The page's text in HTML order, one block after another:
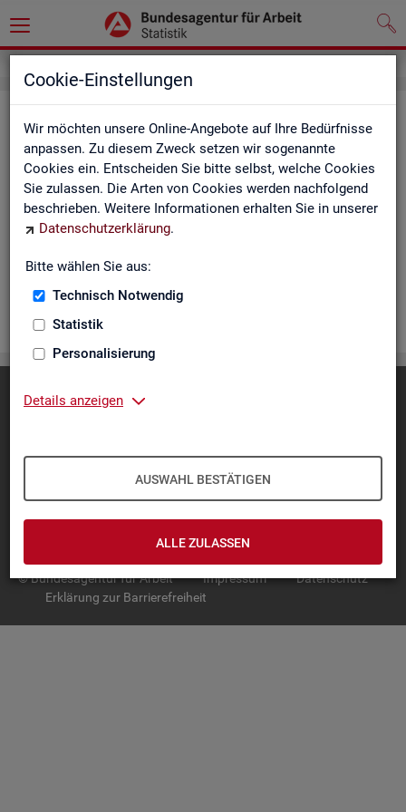
Cookie-Einstellungen
Wir möchten unsere Online-Angebote auf Ihre Bedürfnisse
anpassen. Zu diesem Zweck setzen wir sogenannte
Cookies ein. Entscheiden Sie bitte selbst, welche Cookies
Sie zulassen. Die Arten von Cookies werden nachfolgend
beschrieben. Weitere Informationen erhalten Sie in unserer
Datenschutzerklärung.
Bitte wählen Sie aus:
Technisch Notwendig
Statistik
Personalisierung
Details anzeigen
AUSWAHL BESTÄTIGEN
ALLE ZULASSEN
Rea­li­sier­te Kurz­ar­beit (hoch­ge­rech­
net) - Deutsch­land, Län­der, Re­gio­
nal­di­rek­tio­nen, Agen­tu­ren für Ar­beit
und Krei­se (Mo­nats­zah­len)
nen über Be­stand, Be­trie­be / Be­triebs­grö­ße, Kurz­ar­bei­ter­geld,
Kurz­ar­bei­ter­quo­te und wei­te­re Merk­ma­le.
IN­TER­AK­TI­VE STA­TIS­TI­KEN
GRUND­LA­GEN
© Bundesagentur für Arbeit Impressum
Datenschutz
Erklärung zur Barrierefreiheit